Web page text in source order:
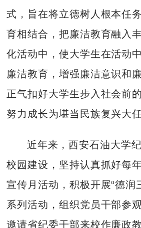
式，旨在将立德树人根本任
育相结合，把廉洁教育融入
化活动中，使大学生在活动
廉洁教育，增强廉洁意识和
正气扣好大学生步入社会前的
努力成长为堪当民族复兴大
近年来，西安石油大学
校园建设，坚持认真抓好每
宣传月活动，积极开展“德润
系列活动，组织党员干部参
邀请省纪委干部来校作廉政